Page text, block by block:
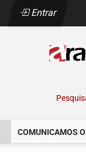
Entrar
COMUNICAMOS O